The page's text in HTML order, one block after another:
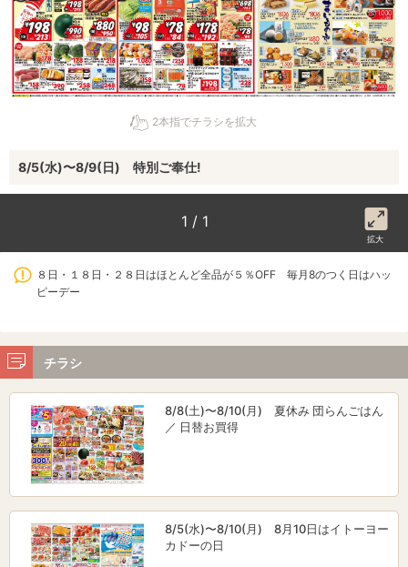
2本指でチラシを拡大
8/5(水)〜8/9(日) 特別ご奉仕!
1 / 1
拡大
８日・１８日・２８日はほとんど全品が５％OFF 毎月8のつく日はハッ
ピーデー
チラシ
8/8(土)〜8/10(月) 夏休み 団らんごはん
／ 日替お買得
8/5(水)〜8/10(月) 8月10日はイトーヨー
カドーの日